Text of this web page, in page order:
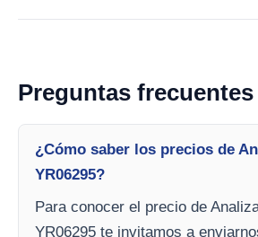
Preguntas frecuentes
¿Cómo saber los precios de
YR06295?
Para conocer el precio de
YR06295 te invitamos a